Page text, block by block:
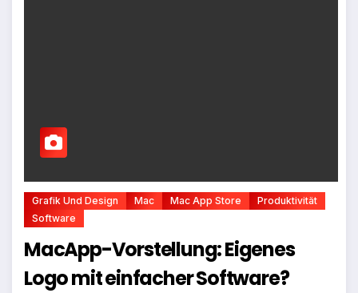
Grafik Und Design Mac Mac App Store
Produktivität
Software
MacApp-Vorstellung: Eigenes
Logo mit einfacher Software?